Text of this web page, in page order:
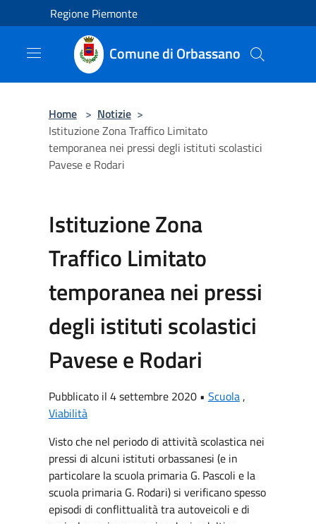
Salta al contenuto principale
Regione Piemonte
Comune di Orbassano
Home > Notizie >
Istituzione Zona Traffico Limitato
temporanea nei pressi degli istituti scolastici
Pavese e Rodari
Istituzione Zona
Traffico Limitato
temporanea nei pressi
degli istituti scolastici
Pavese e Rodari
Pubblicato il 4 settembre 2020 • Scuola,
Viabilità
Visto che nel periodo di attività scolastica nei
pressi di alcuni istituti orbassanesi (e in
particolare la scuola primaria G. Pascoli e la
scuola primaria G. Rodari) si verificano spesso
episodi di conflittualità tra autoveicoli e di